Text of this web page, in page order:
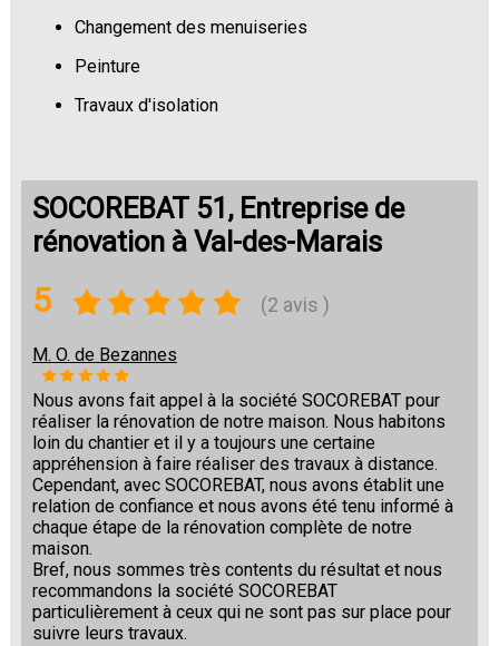
Changement des menuiseries
Peinture
Travaux d'isolation
SOCOREBAT 51, Entreprise de
rénovation à Val-des-Marais
5 (2 avis )
M. O. de Bezannes
Nous avons fait appel à la société SOCOREBAT pour
réaliser la rénovation de notre maison. Nous habitons
loin du chantier et il y a toujours une certaine
appréhension à faire réaliser des travaux à distance.
Cependant, avec SOCOREBAT, nous avons établit une
relation de confiance et nous avons été tenu informé à
chaque étape de la rénovation complète de notre
maison.
Bref, nous sommes très contents du résultat et nous
recommandons la société SOCOREBAT
particulièrement à ceux qui ne sont pas sur place pour
suivre leurs travaux.